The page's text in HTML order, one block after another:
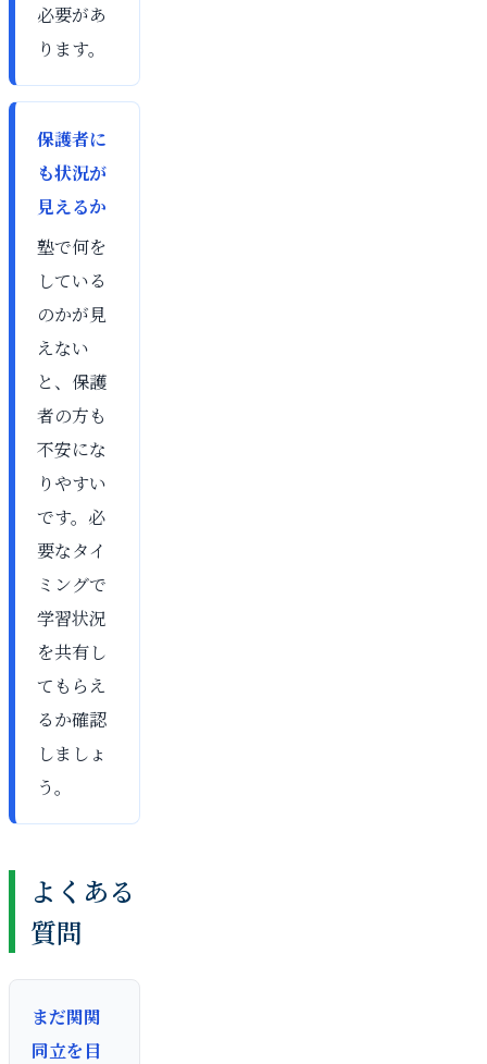
必要があ
ります。
保護者に
も状況が
見えるか
塾で何を
している
のかが見
えない
と、保護
者の方も
不安にな
りやすい
です。必
要なタイ
ミングで
学習状況
を共有し
てもらえ
るか確認
しましょ
う。
よくある
質問
まだ関関
同立を目